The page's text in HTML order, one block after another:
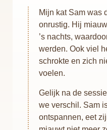
Mijn kat Sam was
onrustig. Hij
’s nachts,
werden. Ook viel
schrokte en zich
voelen.
Gelijk na de
we verschil. Sam
ontspannen, eet